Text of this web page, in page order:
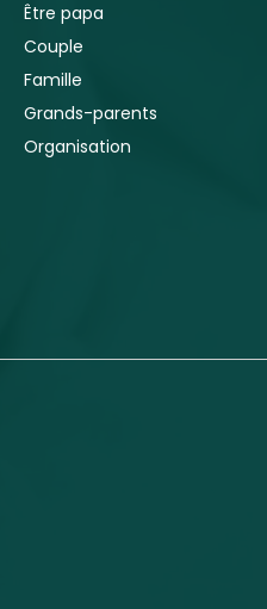
Être papa
Couple
Famille
Grands-parents
Organisation